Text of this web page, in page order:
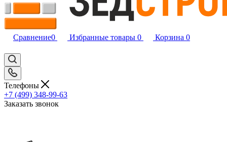
Сравнение0 Избранные товары 0 Корзина 0
Телефоны
+7 (499) 348-99-63
Заказать звонок